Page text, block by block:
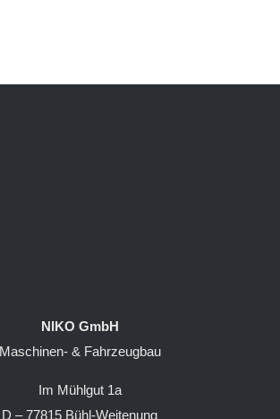
NIKO GmbH
Maschinen- & Fahrzeugbau
Im Mühlgut 1a
D – 77815 Bühl-Weitenung